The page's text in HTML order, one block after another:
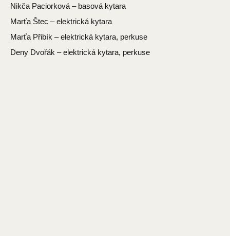
Nikča Paciorková – basová kytara
Marťa Štec – elektrická kytara
Marťa Přibík – elektrická kytara, perkuse
Deny Dvořák – elektrická kytara, perkuse